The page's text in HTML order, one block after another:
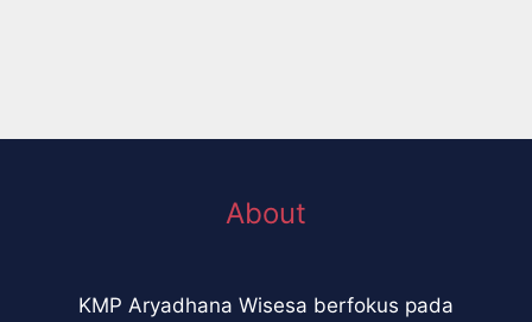
About
KMP Aryadhana Wisesa berfokus pada